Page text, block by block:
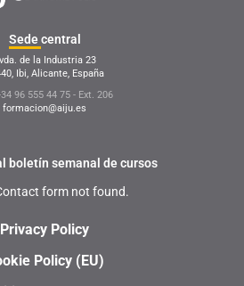
Sede central
de la Industria 23
Ibi, Alicante, España
96 555 44 75 - Ext. 206
formacion@aiju.es
boletín semanal de cursos
form not found.
Privacy Policy
Policy (EU)